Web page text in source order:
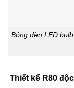
Bóng đèn LED
Thiết kế R80